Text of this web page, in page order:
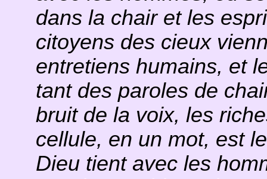
dans la chair et les
citoyens des cieux
entretiens humains, et
tant des paroles de
bruit de la voix, les
cellule, en un mot, est
Dieu tient avec les